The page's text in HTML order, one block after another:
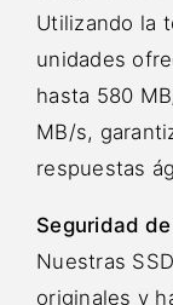
Utilizando la
unidades
hasta 580
MB/s,
respuestas
Seguridad
Nuestras
originales y